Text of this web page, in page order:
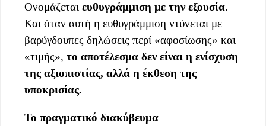
Ονομάζεται ευθυγράμμιση με την εξουσία.
Και όταν αυτή η ευθυγράμμιση ντύνεται με
βαρύγδουπες δηλώσεις περί «αφοσίωσης» και
«τιμής», το αποτέλεσμα δεν είναι η ενίσχυση
της αξιοπιστίας, αλλά η έκθεση της
υποκρισίας.
Το πραγματικό διακύβευμα